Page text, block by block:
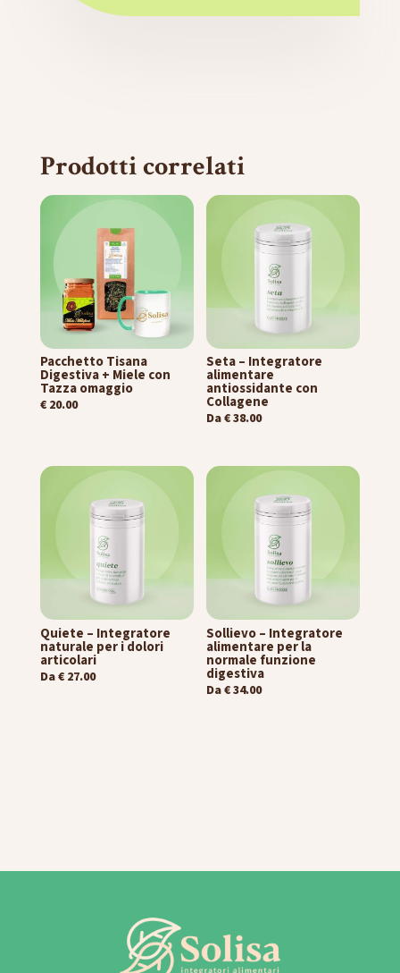
Prodotti correlati
Pacchetto Tisana
Digestiva + Miele con
Tazza omaggio
€20.00
Seta – Integratore
alimentare
antiossidante con
Collagene
Da€38.00
Quiete – Integratore
naturale per i dolori
articolari
Da€27.00
Sollievo – Integratore
alimentare per la
normale funzione
digestiva
Da€34.00